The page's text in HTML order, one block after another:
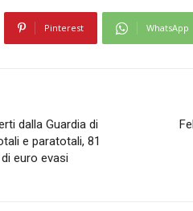
Pinterest WhatsApp
dalla Guardia di
e paratotali, 81
euro evasi